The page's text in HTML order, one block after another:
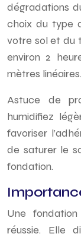
dégradations
choix du type
votre sol et du
environ 2
mètres linéaires.
Astuce de
humidifiez
favoriser
de saturer le
fondation.
Une
réussie. Elle